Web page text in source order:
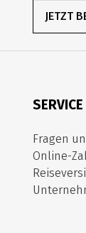
JETZT
SERVICE
Fragen
Online-